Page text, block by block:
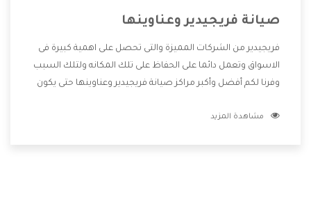
صيانة فريجيدير وعناوينها
فريجيدير من الشركات المميزة والتى تحصل على اهمية كبيرة فى
الاسواق وتعمل دائما على الحفاظ على تلك المكانه ولتلك السبب
وفرنا لكم أفضل وأكبر مراكز صيانة فريجيدير وعناوينها حتى يكون
دون اى ازعاج كما أننا نهتم بكل ما يحتاجه المستهلك لكى نحافظ
مشاهدة المزيد